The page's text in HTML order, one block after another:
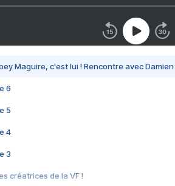
Maguire, c'est lui ! Rencontre avec
6
5
4
3
créatrices de la VF !